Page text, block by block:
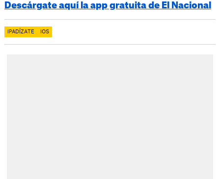
Descárgate aquí la app gratuita de El Nacional
IPADÍZATE IOS